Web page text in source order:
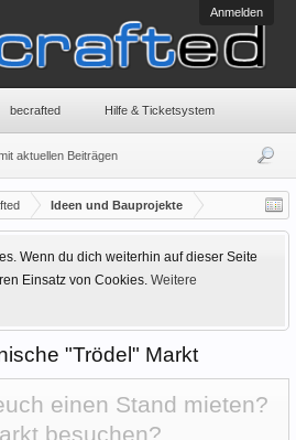
Anmelden
Ideen und Bauprojekte
Wenn du dich weiterhin auf dieser Seite
Einsatz von Cookies. Weitere
"Trödel" Markt
einen Stand mieten?
besuchen?
aktuellen Beiträgen
becrafted Hilfe & Ticketsystem